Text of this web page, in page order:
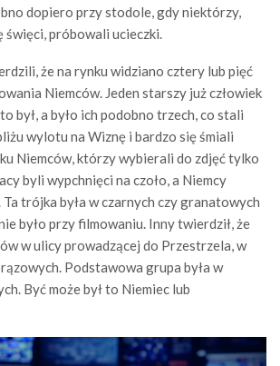
dopiero przy stodole, gdy niektórzy,
święci, próbowali ucieczki.
że na rynku widziano cztery lub pięć
Niemców. Jeden starszy już człowiek
był, a było ich podobno trzech, co stali
wylotu na Wiznę i bardzo się śmiali
Niemców, którzy wybierali do zdjęć tylko
byli wypchnięci na czoło, a Niemcy
Ta trójka była w czarnych czy granatowych
było przy filmowaniu. Inny twierdził, że
w ulicy prowadzącej do Przestrzela, w
Podstawowa grupa była w
Być może był to Niemiec lub